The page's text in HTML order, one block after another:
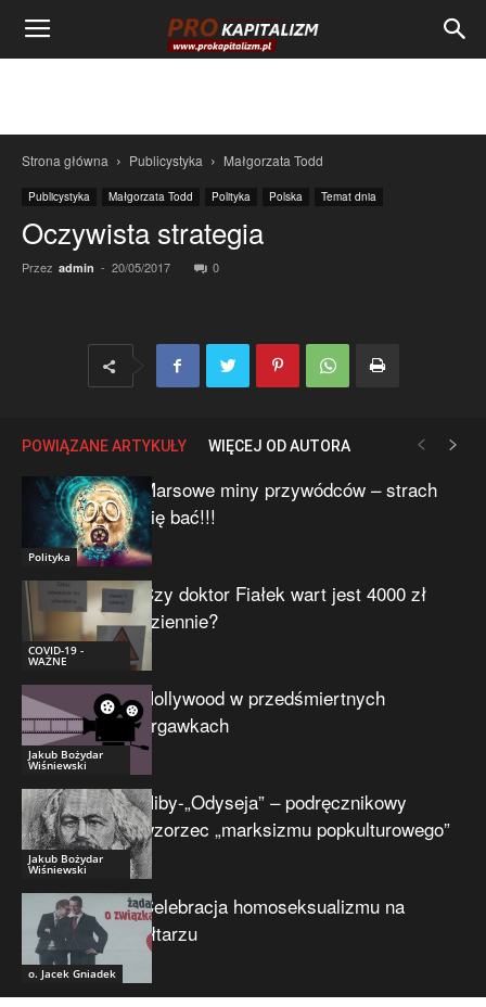
Strona główna Publicystyka Małgorzata Todd
Publicystyka Małgorzata Todd Polityka Polska Temat dnia
Oczywista strategia
Przez admin - 20/05/2017 0
POWIĄZANE ARTYKUŁY WIĘCEJ OD AUTORA
Polityka
Marsowe miny przywódców – strach
się bać!!!
COVID-19 -
WAŻNE
Czy doktor Fiałek wart jest 4000 zł
dziennie?
Jakub Bożydar
Wiśniewski
Hollywood w przedśmiertnych
drgawkach
Jakub Bożydar
Wiśniewski
Niby-„Odyseja” – podręcznikowy
wzorzec „marksizmu popkulturowego”
o. Jacek Gniadek
Celebracja homoseksualizmu na
ołtarzu